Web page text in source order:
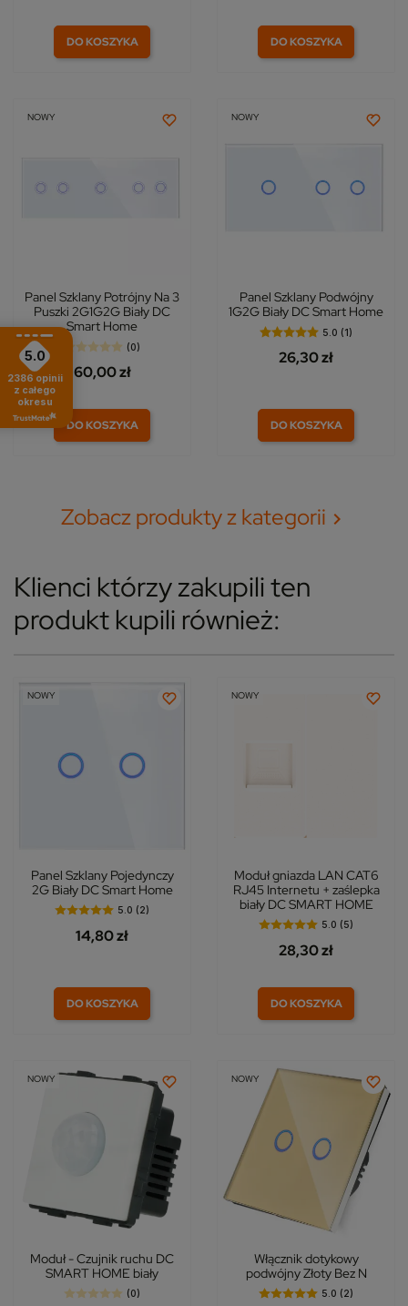
DO KOSZYKA DO KOSZYKA
NOWY
Panel Szklany Potrójny Na 3
Puszki 2G1G2G Biały DC
Smart Home
(0)
60,00 zł
DO KOSZYKA
NOWY
Panel Szklany Podwójny
1G2G Biały DC Smart Home
5.0 (1)
26,30 zł
DO KOSZYKA
Zobacz produkty z kategorii 
Klienci którzy zakupili ten
produkt kupili również:
NOWY
Panel Szklany Pojedynczy
2G Biały DC Smart Home
5.0 (2)
14,80 zł
DO KOSZYKA
NOWY
Moduł gniazda LAN CAT6
RJ45 Internetu + zaślepka
biały DC SMART HOME
5.0 (5)
28,30 zł
DO KOSZYKA
NOWY
Moduł - Czujnik ruchu DC
SMART HOME biały
(0)
NOWY
Włącznik dotykowy
podwójny Złoty Bez N
5.0 (2)
5.0
2386 opinii
z całego
okresu